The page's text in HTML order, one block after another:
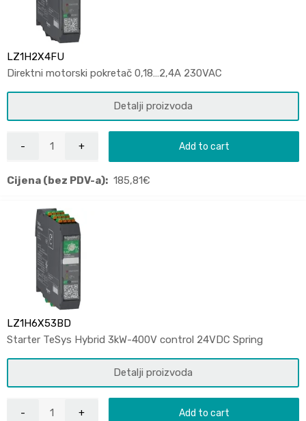
LZ1H2X4FU
Direktni motorski pokretač 0,18…2,4A 230VAC
Detalji proizvoda
Add to cart
Cijena (bez PDV-a): 185,81€
LZ1H6X53BD
Starter TeSys Hybrid 3kW-400V control 24VDC Spring
Detalji proizvoda
Add to cart